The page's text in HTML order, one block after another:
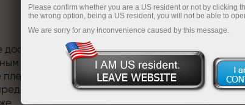
к
до
и
Please confirm whether you are a US resident or not by clicking
the wrong option, being a US resident, you will not be able to
We are sorry for any inconvenience caused by this message.